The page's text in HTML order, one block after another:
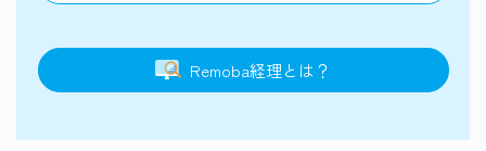
Remoba経理とは？